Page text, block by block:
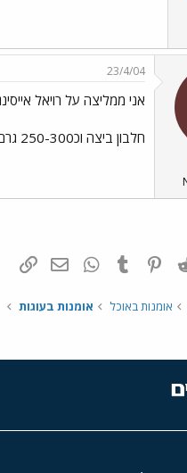
23/4/04
אני ממליצה על רויאל
חלבון ביצה וכ250-300 גרם אבקת סוכר לערבב טוב טוב (תחילה בזהירות כדי שהאבקה לא תעוף) ככל שמוסיפים אבקת סוכר העיסה סמיכה ויציבה יותר.
Reddit
Pinterest
Tumblr
WhatsApp
דואר
אומנות באוכל אומנות בעוגות